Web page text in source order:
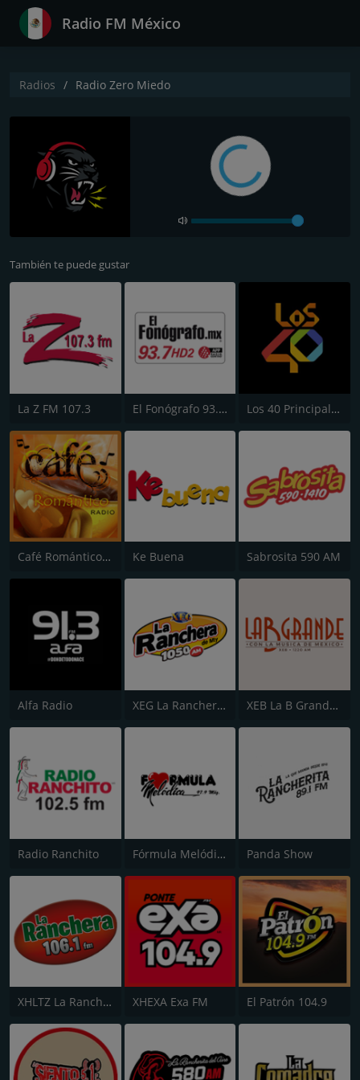
Radio FM México
Radios Radio Zero Miedo
También te puede gustar
La Z FM 107.3 El Fonógrafo 93.7 FM HD2 Los 40 Principales
Café Romántico Radio Ke Buena Sabrosita 590 AM
Alfa Radio XEG La Ranchera de Monterrey XEB La B Grande 1220 AM
Radio Ranchito Fórmula Melódica Panda Show
XHLTZ La Ranchera 106.1 FM XHEXA Exa FM El Patrón 104.9